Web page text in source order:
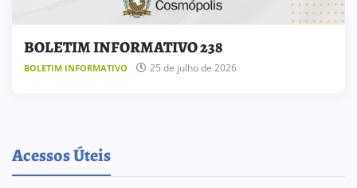
BOLETIM INFORMATIVO 238
BOLETIM INFORMATIVO 25 de julho de 2026
Acessos Úteis